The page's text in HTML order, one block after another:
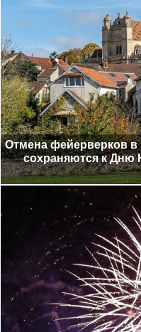
Отмена фейерверков в
сохраняются к Дню